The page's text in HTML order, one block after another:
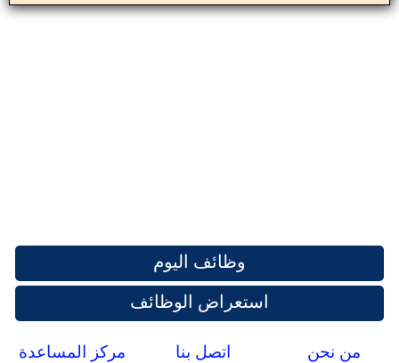
وظائف اليوم
استعراض الوظائف
من نحن اتصل بنا مركز المساعدة